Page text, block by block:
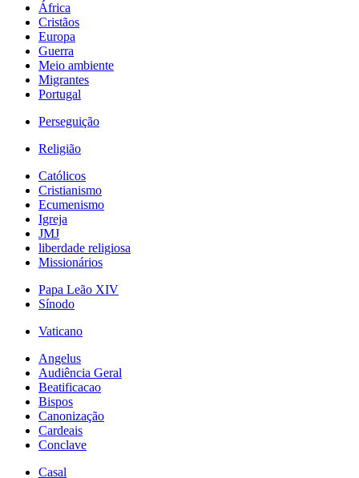
África
Cristãos
Europa
Guerra
Meio ambiente
Migrantes
Portugal
Perseguição
Religião
Católicos
Cristianismo
Ecumenismo
Igreja
JMJ
liberdade religiosa
Missionários
Papa Leão XIV
Sínodo
Vaticano
Angelus
Audiência Geral
Beatificacao
Bispos
Canonização
Cardeais
Conclave
Casal